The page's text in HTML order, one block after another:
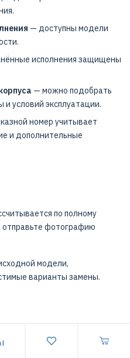
— доступны модели
исполнения защищены
— можно подобрать
и условий эксплуатации.
номер учитывает
и дополнительные
по полному
отправьте фотографию
модели,
варианты замены.